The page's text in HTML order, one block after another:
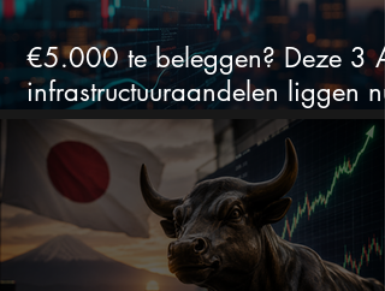
€5.000 te beleggen? Deze 3
infrastructuuraandelen liggen nu
in de uitverkoop